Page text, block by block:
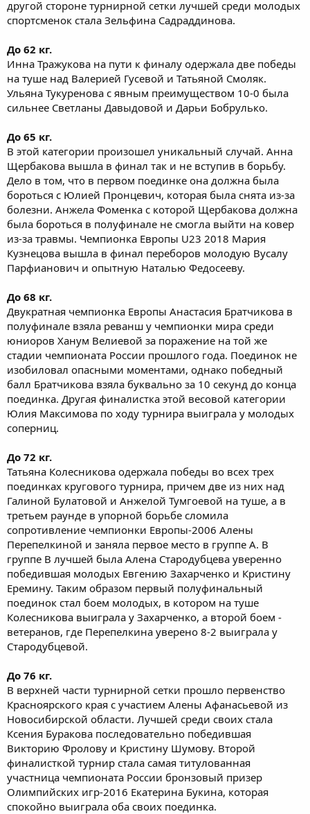
другой стороне турнирной сетки лучшей среди молодых
спортсменок стала Зельфина Садраддинова.
До 62 кг.
Инна Тражукова на пути к финалу одержала две победы
на туше над Валерией Гусевой и Татьяной Смоляк.
Ульяна Тукуренова с явным преимуществом 10-0 была
сильнее Светланы Давыдовой и Дарьи Бобрулько.
До 65 кг.
В этой категории произошел уникальный случай. Анна
Щербакова вышла в финал так и не вступив в борьбу.
Дело в том, что в первом поединке она должна была
бороться с Юлией Пронцевич, которая была снята из-за
болезни. Анжела Фоменка с которой Щербакова должна
была бороться в полуфинале не смогла выйти на ковер
из-за травмы. Чемпионка Европы U23 2018 Мария
Кузнецова вышла в финал переборов молодую Вусалу
Парфианович и опытную Наталью Федосееву.
До 68 кг.
Двукратная чемпионка Европы Анастасия Братчикова в
полуфинале взяла реванш у чемпионки мира среди
юниоров Ханум Велиевой за поражение на той же
стадии чемпионата России прошлого года. Поединок не
изобиловал опасными моментами, однако победный
балл Братчикова взяла буквально за 10 секунд до конца
поединка. Другая финалистка этой весовой категории
Юлия Максимова по ходу турнира выиграла у молодых
соперниц.
До 72 кг.
Татьяна Колесникова одержала победы во всех трех
поединках кругового турнира, причем две из них над
Галиной Булатовой и Анжелой Тумгоевой на туше, а в
третьем раунде в упорной борьбе сломила
сопротивление чемпионки Европы-2006 Алены
Перепелкиной и заняла первое место в группе А. В
группе B лучшей была Алена Стародубцева уверенно
победившая молодых Евгению Захарченко и Кристину
Еремину. Таким образом первый полуфинальный
поединок стал боем молодых, в котором на туше
Колесникова выиграла у Захарченко, а второй боем -
ветеранов, где Перепелкина уверено 8-2 выиграла у
Стародубцевой.
До 76 кг.
В верхней части турнирной сетки прошло первенство
Красноярского края с участием Алены Афанасьевой из
Новосибирской области. Лучшей среди своих стала
Ксения Буракова последовательно победившая
Викторию Фролову и Кристину Шумову. Второй
финалисткой турнир стала самая титулованная
участница чемпионата России бронзовый призер
Олимпийских игр-2016 Екатерина Букина, которая
спокойно выиграла оба своих поединка.